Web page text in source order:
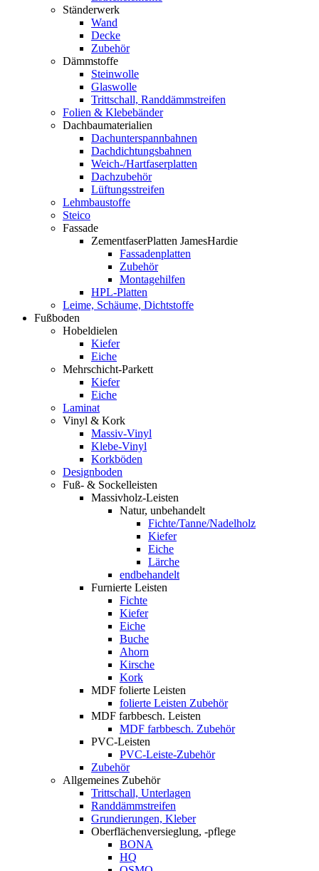
Ständerwerk
Wand
Decke
Zubehör
Dämmstoffe
Steinwolle
Glaswolle
Trittschall, Randdämmstreifen
Folien & Klebebänder
Dachbaumaterialien
Dachunterspannbahnen
Dachdichtungsbahnen
Weich-/Hartfaserplatten
Dachzubehör
Lüftungsstreifen
Lehmbaustoffe
Steico
Fassade
ZementfaserPlatten JamesHardie
Fassadenplatten
Zubehör
Montagehilfen
HPL-Platten
Leime, Schäume, Dichtstoffe
Fußboden
Hobeldielen
Kiefer
Eiche
Mehrschicht-Parkett
Kiefer
Eiche
Laminat
Vinyl & Kork
Massiv-Vinyl
Klebe-Vinyl
Korkböden
Designboden
Fuß- & Sockelleisten
Massivholz-Leisten
Natur, unbehandelt
Fichte/Tanne/Nadelholz
Kiefer
Eiche
Lärche
endbehandelt
Furnierte Leisten
Fichte
Kiefer
Eiche
Buche
Ahorn
Kirsche
Kork
MDF folierte Leisten
folierte Leisten Zubehör
MDF farbbesch. Leisten
MDF farbbesch. Zubehör
PVC-Leisten
PVC-Leiste-Zubehör
Zubehör
Allgemeines Zubehör
Trittschall, Unterlagen
Randdämmstreifen
Grundierungen, Kleber
Oberflächenversieglung, -pflege
BONA
HQ